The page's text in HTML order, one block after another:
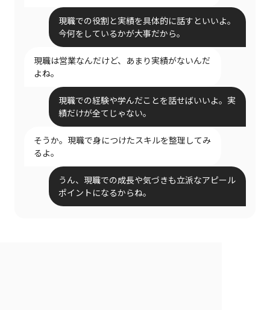
現職での役割と実績を具体的に話すといいよ。
今何をしているかが大事だから。
現職は営業なんだけど、あまり実績がないんだ
よね。
現職での経験や学んだことを話せばいいよ。実
績だけが全てじゃない。
そうか。現職で身につけたスキルを整理してみ
るよ。
うん、現職での成長や気づきも立派なアピール
ポイントになるからね。